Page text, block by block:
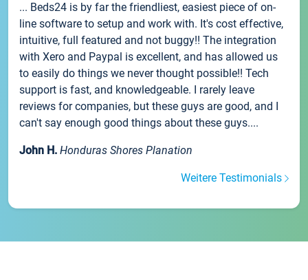
... Beds24 is by far the friendliest, easiest piece of on-
line software to setup and work with. It's cost effective,
intuitive, full featured and not buggy!! The integration
with Xero and Paypal is excellent, and has allowed us
to easily do things we never thought possible!! Tech
support is fast, and knowledgeable. I rarely leave
reviews for companies, but these guys are good, and I
can't say enough good things about these guys....
John H. Honduras Shores Planation
Weitere Testimonials